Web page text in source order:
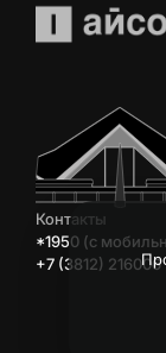
Контакты
*1950 (c
+7 (3812) 216006